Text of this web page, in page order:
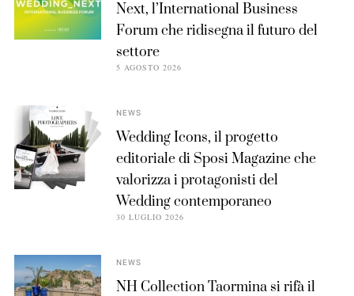
Next, l’International Business
Forum che ridisegna il futuro del
settore
5 AGOSTO 2026
NEWS
Wedding Icons, il progetto
editoriale di Sposi Magazine che
valorizza i protagonisti del
Wedding contemporaneo
30 LUGLIO 2026
NEWS
NH Collection Taormina si rifà il